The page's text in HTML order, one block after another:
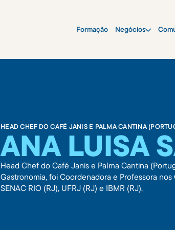
Formação Negócios
HEAD CHEF DO CAFÉ JANIS E PALMA CANTINA
ANA LUISA
Head Chef do Café Janis e Palma Cantina
Gastronomia, foi Coordenadora e Professora
SENAC RIO (RJ), UFRJ (RJ) e IBMR (RJ).